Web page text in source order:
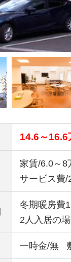
14.6～16.6
家賃/6.0～8
サービス費/
冬期暖房費
2人入居の
一時金/無